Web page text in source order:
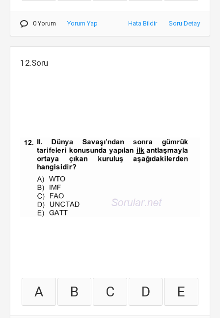
0 Yorum Yorum Yap Hata Bildir Soru Detay
12.Soru
A B C D E